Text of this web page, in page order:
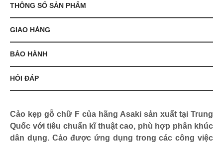
THÔNG SỐ SẢN PHẨM
GIAO HÀNG
BẢO HÀNH
HỎI ĐÁP
Cảo kẹp gỗ chữ F của hãng Asaki sản xuất tại Trung
Quốc với tiêu chuẩn kĩ thuật cao, phù hợp phân khúc
dân dụng. Cảo được ứng dụng trong các công việc